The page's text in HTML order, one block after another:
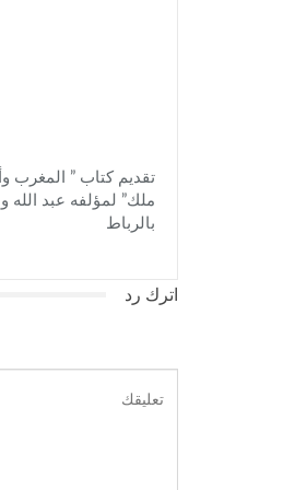
تقديم كتاب ” المغرب
ملك” لمؤلفه عبد الله
بالرباط
اترك رد